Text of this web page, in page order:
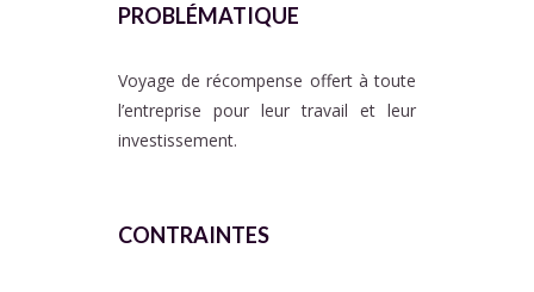
PROBLÉMATIQUE
Voyage de récompense offert à toute
l’entreprise pour leur travail et leur
investissement.
CONTRAINTES